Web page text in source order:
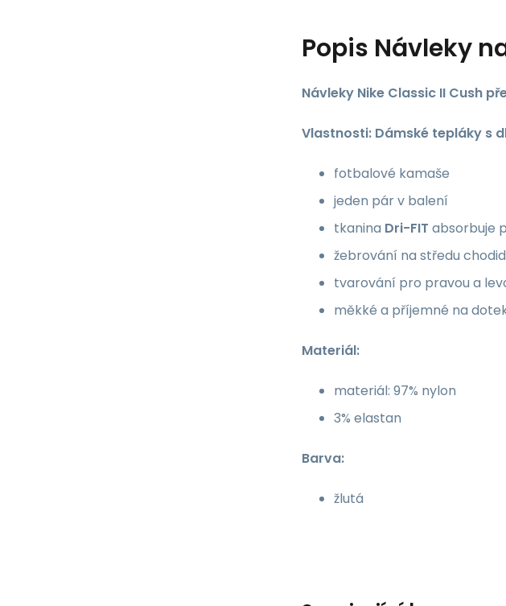
Popis Návleky
Návleky Nike Classic II Cush
Vlastnosti: Dámské tepláky s
fotbalové kamaše
jeden pár v balení
tkanina Dri-FIT absorbuje
žebrování na středu
tvarování pro pravou a
měkké a příjemné na
Materiál:
materiál: 97% nylon
3% elastan
Barva:
žlutá